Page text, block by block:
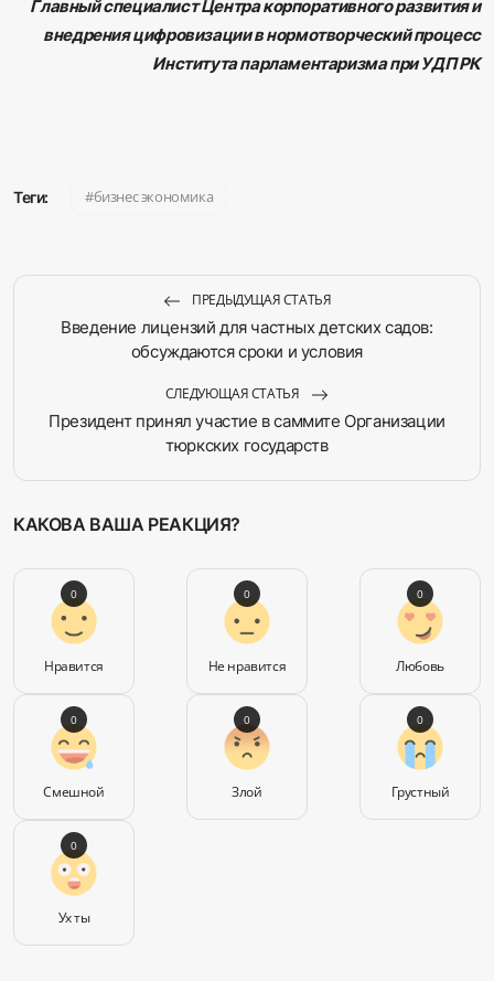
Главный специалист Центра корпоративного развития и
внедрения цифровизации в нормотворческий процесс
Института парламентаризма при УДП РК
Теги: бизнес экономика
ПРЕДЫДУЩАЯ СТАТЬЯ
Введение лицензий для частных детских садов:
обсуждаются сроки и условия
СЛЕДУЮЩАЯ СТАТЬЯ
Президент принял участие в саммите Организации
тюркских государств
КАКОВА ВАША РЕАКЦИЯ?
Нравится
0
Не нравится
0
Любовь
0
Смешной
0
Злой
0
Грустный
0
Ух ты
0